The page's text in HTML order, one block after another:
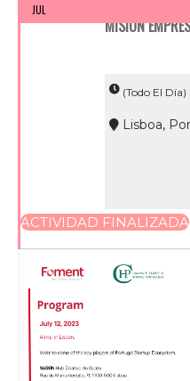
JUL
MISIÓN
(Todo El Día)
Lisboa,
ACTIVIDAD FINALIZADA